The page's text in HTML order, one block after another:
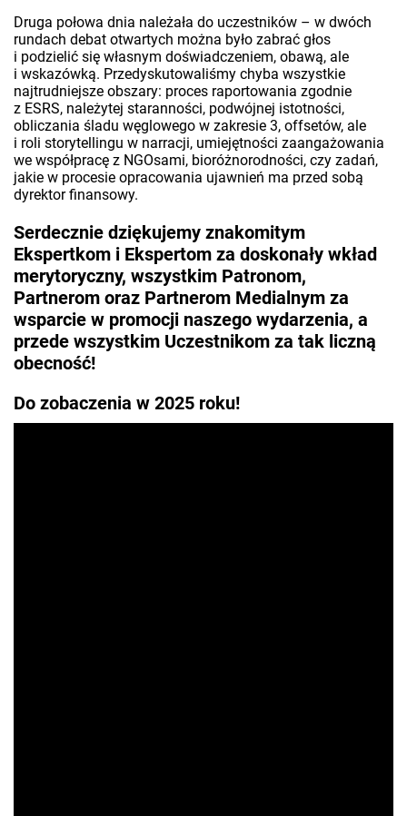
Druga połowa dnia należała do uczestników – w dwóch
rundach debat otwartych można było zabrać głos
i podzielić się własnym doświadczeniem, obawą, ale
i wskazówką. Przedyskutowaliśmy chyba wszystkie
najtrudniejsze obszary: proces raportowania zgodnie
z ESRS, należytej staranności, podwójnej istotności,
obliczania śladu węglowego w zakresie 3, offsetów, ale
i roli storytellingu w narracji, umiejętności zaangażowania
we współpracę z NGOsami, bioróżnorodności, czy zadań,
jakie w procesie opracowania ujawnień ma przed sobą
dyrektor finansowy.
Serdecznie dziękujemy znakomitym
Ekspertkom i Ekspertom za doskonały wkład
merytoryczny, wszystkim Patronom,
Partnerom oraz Partnerom Medialnym za
wsparcie w promocji naszego wydarzenia, a
przede wszystkim Uczestnikom za tak liczną
obecność!
Do zobaczenia w 2025 roku!